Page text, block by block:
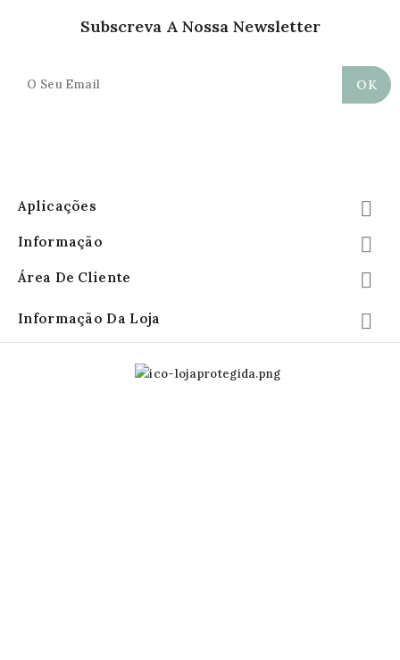
Subscreva A Nossa Newsletter
Aplicações 
Informação 
Área De Cliente 
Informação Da Loja 